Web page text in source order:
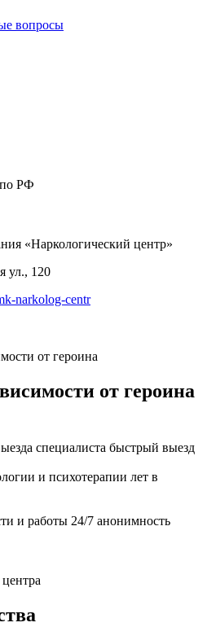
вопросы
по РФ
«Наркологический центр»
ул., 120
narkolog-centr
от героина
от героина
быстрый выезд
лет в
анонимность